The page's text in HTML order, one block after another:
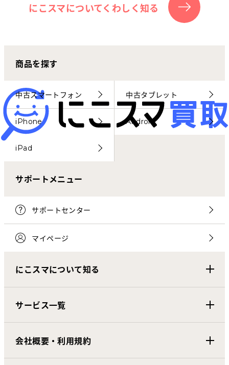
お客さまの声
にこスマ通信
マイページ
にこスマについてくわしく知る
商品を探す
中古スマートフォン 中古タブレット
iPhone Android
iPad
サポートメニュー
サポートセンター
マイページ
にこスマについて知る
サービス一覧
会社概要・利用規約